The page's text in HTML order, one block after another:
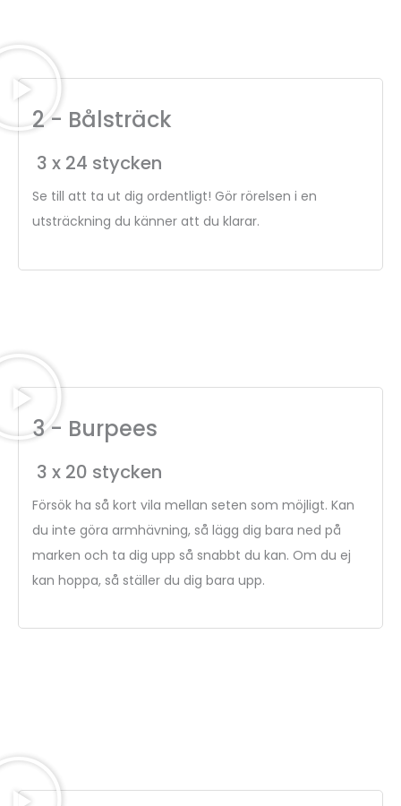
2 - Bålsträck
3 x 24 stycken
Se till att ta ut dig ordentligt! Gör rörelsen i en
utsträckning du känner att du klarar.
3 - Burpees
3 x 20 stycken
Försök ha så kort vila mellan seten som möjligt. Kan
du inte göra armhävning, så lägg dig bara ned på
marken och ta dig upp så snabbt du kan. Om du ej
kan hoppa, så ställer du dig bara upp.